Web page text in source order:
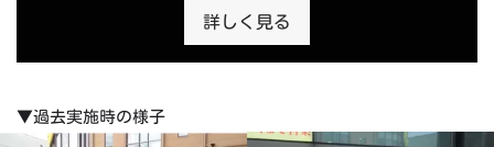
詳しく見る
▼過去実施時の様子